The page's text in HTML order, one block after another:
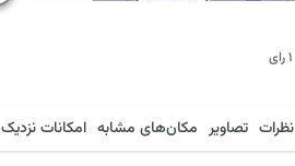
1 رای
نظرات تصاویر مکان‌های مشابه امکانات نزدیک